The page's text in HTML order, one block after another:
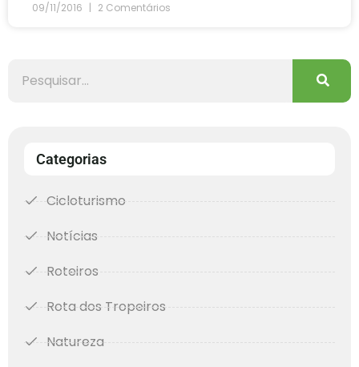
09/11/2016 2 Comentários
Categorias
Cicloturismo
Notícias
Roteiros
Rota dos Tropeiros
Natureza